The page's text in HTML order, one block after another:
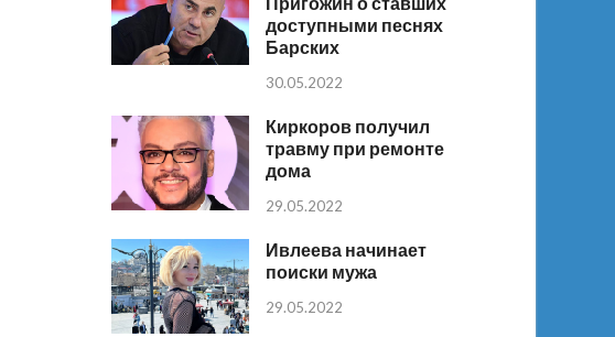
доступными песнях
Барских
30.05.2022
Киркоров получил
травму при ремонте
дома
29.05.2022
Ивлеева начинает
поиски мужа
29.05.2022